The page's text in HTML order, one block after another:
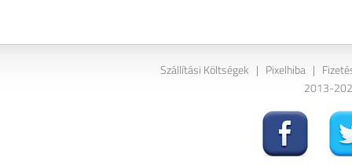
Szállítási Költségek | Pixelhiba |
2013-